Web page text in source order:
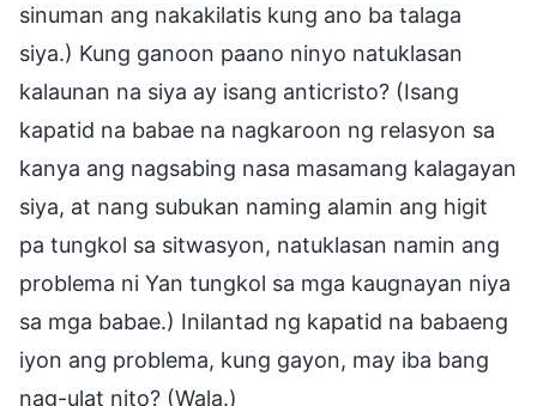
sinuman ang nakakilatis kung ano ba talaga
siya.) Kung ganoon paano ninyo natuklasan
kalaunan na siya ay isang anticristo? (Isang
kapatid na babae na nagkaroon ng relasyon sa
kanya ang nagsabing nasa masamang kalagayan
siya, at nang subukan naming alamin ang higit
pa tungkol sa sitwasyon, natuklasan namin ang
problema ni Yan tungkol sa mga kaugnayan niya
sa mga babae.) Inilantad ng kapatid na babaeng
iyon ang problema, kung gayon, may iba bang
nag-ulat nito? (Wala.)